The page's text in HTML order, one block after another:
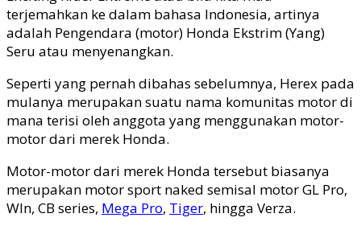
terjemahkan ke dalam bahasa Indonesia, artinya
adalah Pengendara (motor) Honda Ekstrim (Yang)
Seru atau menyenangkan.
Seperti yang pernah dibahas sebelumnya, Herex pada
mulanya merupakan suatu nama komunitas motor di
mana terisi oleh anggota yang menggunakan motor-
motor dari merek Honda.
Motor-motor dari merek Honda tersebut biasanya
merupakan motor sport naked semisal motor GL Pro,
WIn, CB series, Mega Pro, Tiger, hingga Verza.